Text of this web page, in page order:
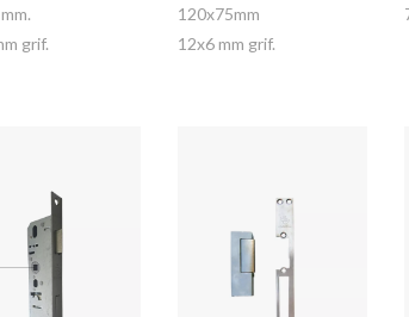
grif.
120x75mm
12x6 mm grif.